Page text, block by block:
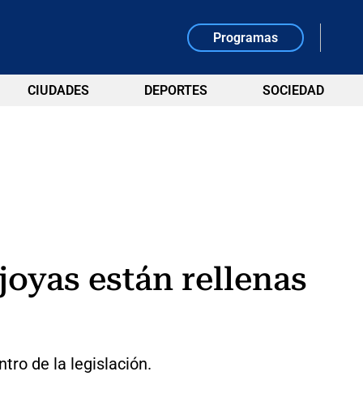
Programas
CIUDADES DEPORTES SOCIEDAD
están rellenas
de la legislación.